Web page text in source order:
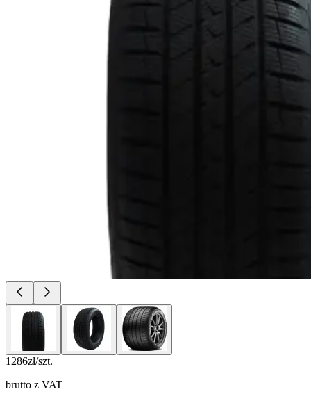
1286zł/szt.
brutto z VAT